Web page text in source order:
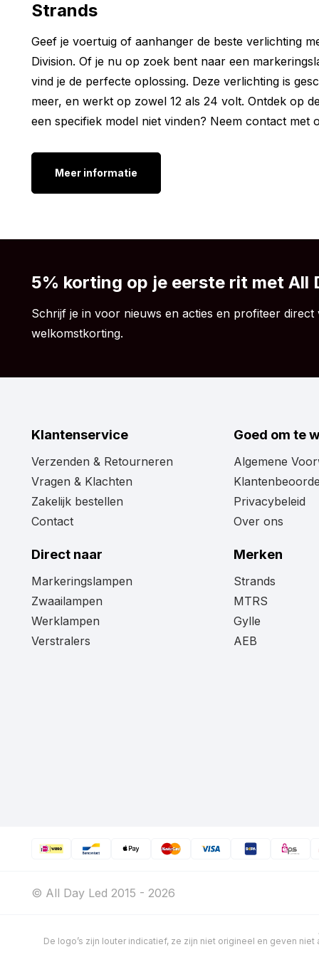
achterlicht met stadslicht en remlicht functiezijn als
Diameter behuizing: 162.3 mm
Diameter lamp: 155 mm
Inbouwdiepte: 44 mm
Overige modellen:
Dark Knight LED achterlicht met stadslicht en
IZE LED achterlicht rechts
IZE LED rubber pakking
Toch van mening dat het Strands Dark Knight LED
Strands
Geef je voertuig of aanhanger de beste verlichting
Division. Of je nu op zoek bent naar een
vind je de perfecte oplossing. Deze verlichting is
meer, en werkt op zowel 12 als 24 volt. Ontdek op
een specifiek model niet vinden? Neem contact met
Meer informatie
5% korting op je eerste rit met All
Schrijf je in voor nieuws en acties en profiteer direct
welkomstkorting.
Klantenservice
Verzenden & Retourneren
Vragen & Klachten
Zakelijk bestellen
Contact
Goed om te
Algemene
Privacybeleid
Over ons
Direct naar
Markeringslampen
Zwaailampen
Werklampen
Verstralers
Merken
Strands
MTRS
Gylle
AEB
© All Day Led 2015 - 2026
De logo’s zijn louter indicatief, ze zijn niet origineel en geven